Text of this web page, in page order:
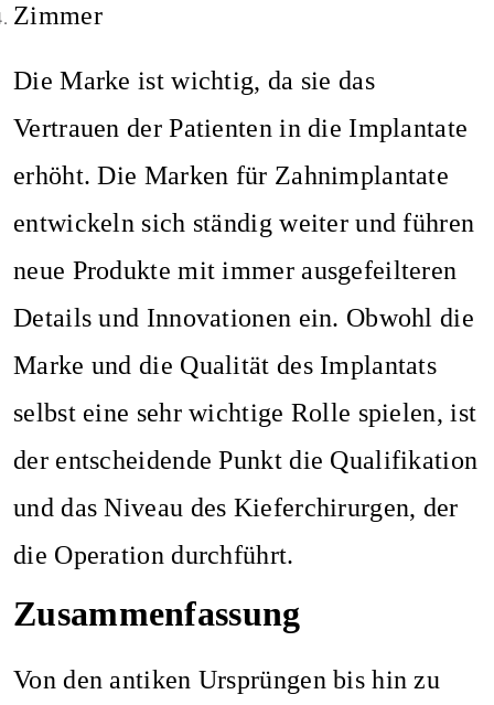
Zimmer
Die Marke ist wichtig, da sie das
Vertrauen der Patienten in die Implantate
erhöht. Die Marken für Zahnimplantate
entwickeln sich ständig weiter und führen
neue Produkte mit immer ausgefeilteren
Details und Innovationen ein. Obwohl die
Marke und die Qualität des Implantats
selbst eine sehr wichtige Rolle spielen, ist
der entscheidende Punkt die Qualifikation
und das Niveau des Kieferchirurgen, der
die Operation durchführt.
Zusammenfassung
Von den antiken Ursprüngen bis hin zu